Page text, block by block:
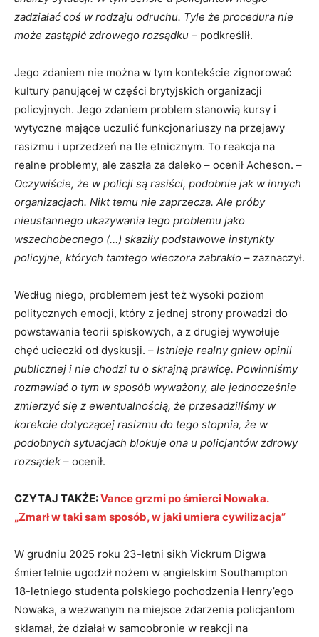
zadziałać coś w rodzaju odruchu. Tyle że procedura nie
może zastąpić zdrowego rozsądku – podkreślił.
Jego zdaniem nie można w tym kontekście zignorować
kultury panującej w części brytyjskich organizacji
policyjnych. Jego zdaniem problem stanowią kursy i
wytyczne mające uczulić funkcjonariuszy na przejawy
rasizmu i uprzedzeń na tle etnicznym. To reakcja na
realne problemy, ale zaszła za daleko – ocenił Acheson. –
Oczywiście, że w policji są rasiści, podobnie jak w innych
organizacjach. Nikt temu nie zaprzecza. Ale próby
nieustannego ukazywania tego problemu jako
wszechobecnego (…) skaziły podstawowe instynkty
policyjne, których tamtego wieczora zabrakło – zaznaczył.
Według niego, problemem jest też wysoki poziom
politycznych emocji, który z jednej strony prowadzi do
powstawania teorii spiskowych, a z drugiej wywołuje
chęć ucieczki od dyskusji. – Istnieje realny gniew opinii
publicznej i nie chodzi tu o skrajną prawicę. Powinniśmy
rozmawiać o tym w sposób wyważony, ale jednocześnie
zmierzyć się z ewentualnością, że przesadziliśmy w
korekcie dotyczącej rasizmu do tego stopnia, że w
podobnych sytuacjach blokuje ona u policjantów zdrowy
rozsądek – ocenił.
CZYTAJ TAKŻE:Vance grzmi po śmierci Nowaka.
„Zmarł w taki sam sposób, w jaki umiera cywilizacja”
W grudniu 2025 roku 23-letni sikh Vickrum Digwa
śmiertelnie ugodził nożem w angielskim Southampton
18-letniego studenta polskiego pochodzenia Henry’ego
Nowaka, a wezwanym na miejsce zdarzenia policjantom
skłamał, że działał w samoobronie w reakcji na